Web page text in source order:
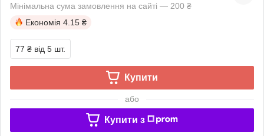
Мінімальна сума замовлення на сайті — 200 ₴
Економія 4.15 ₴
77 ₴ від 5 шт.
Купити
або
Купити з